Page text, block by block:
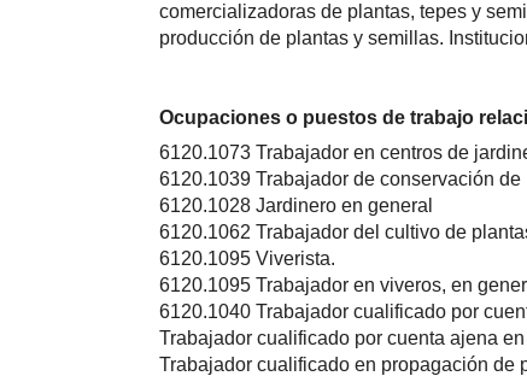
comercializadoras de plantas, tepes y
producción de plantas y semillas.
Ocupaciones o puestos de trabajo
6120.1073 Trabajador en centros de
6120.1039 Trabajador de conservación
6120.1028 Jardinero en general
6120.1062 Trabajador del cultivo de
6120.1095 Viverista.
6120.1095 Trabajador en viveros, en
6120.1040 Trabajador cualificado por
Trabajador cualificado por cuenta ajena
Trabajador cualificado en propagación de